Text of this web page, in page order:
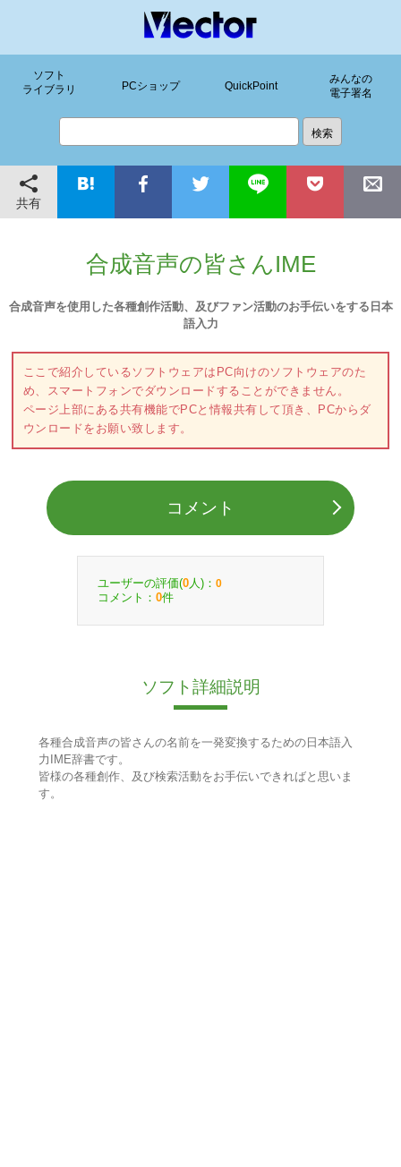
ソフト
ライブラリ
PCショップ QuickPoint
みんなの
電子署名
共有
合成音声の皆さんIME
合成音声を使用した各種創作活動、及びファン活動のお手伝いをする日本
語入力
ここで紹介しているソフトウェアはPC向けのソフトウェアのた
め、スマートフォンでダウンロードすることができません。
ページ上部にある共有機能でPCと情報共有して頂き、PCからダ
ウンロードをお願い致します。
コメント
ユーザーの評価(0 人)： 0
コメント： 0件
ソフト詳細説明
各種合成音声の皆さんの名前を一発変換するための日本語入
力IME辞書です。
皆様の各種創作、及び検索活動をお手伝いできればと思いま
す。